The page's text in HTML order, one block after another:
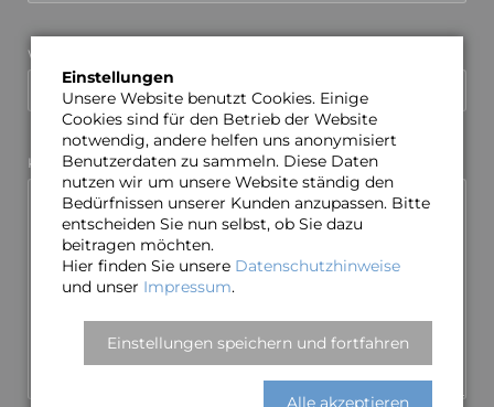
Webseite
Pflichtfeld
Kommentar*
Einstellungen
Unsere Website benutzt Cookies. Einige
Cookies sind für den Betrieb der Website
notwendig, andere helfen uns anonymisiert
Benutzerdaten zu sammeln. Diese Daten
nutzen wir um unsere Website ständig den
Bedürfnissen unserer Kunden anzupassen. Bitte
entscheiden Sie nun selbst, ob Sie dazu
beitragen möchten.
Hier finden Sie unsere Datenschutzhinweise
und unser Impressum.
Einstellungen speichern und fortfahren
Alle akzeptieren